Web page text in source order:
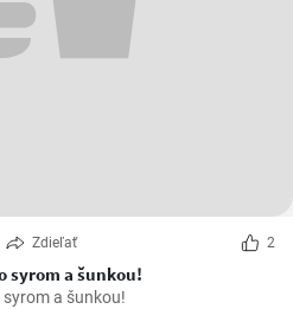
Zdieľať 2
syrom a šunkou!
syrom a šunkou!